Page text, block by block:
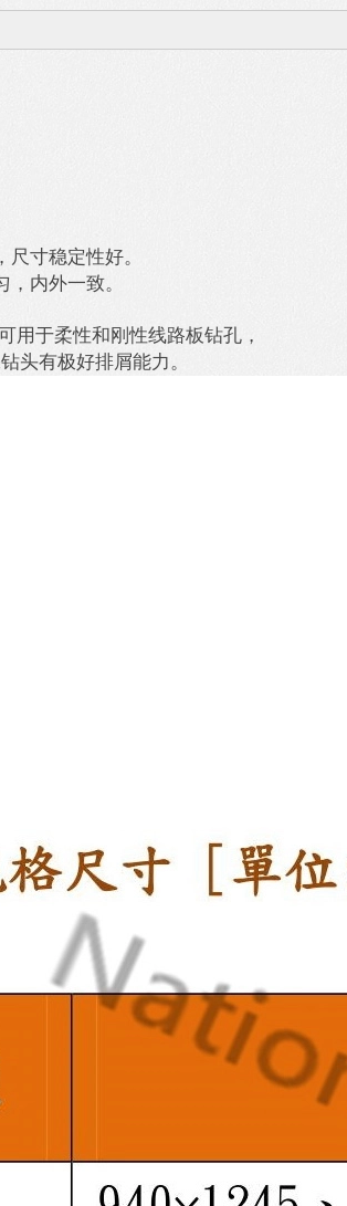
寸稳定性好。
内外一致。
用于柔性和刚性线路板钻孔，
头有极好排屑能力。